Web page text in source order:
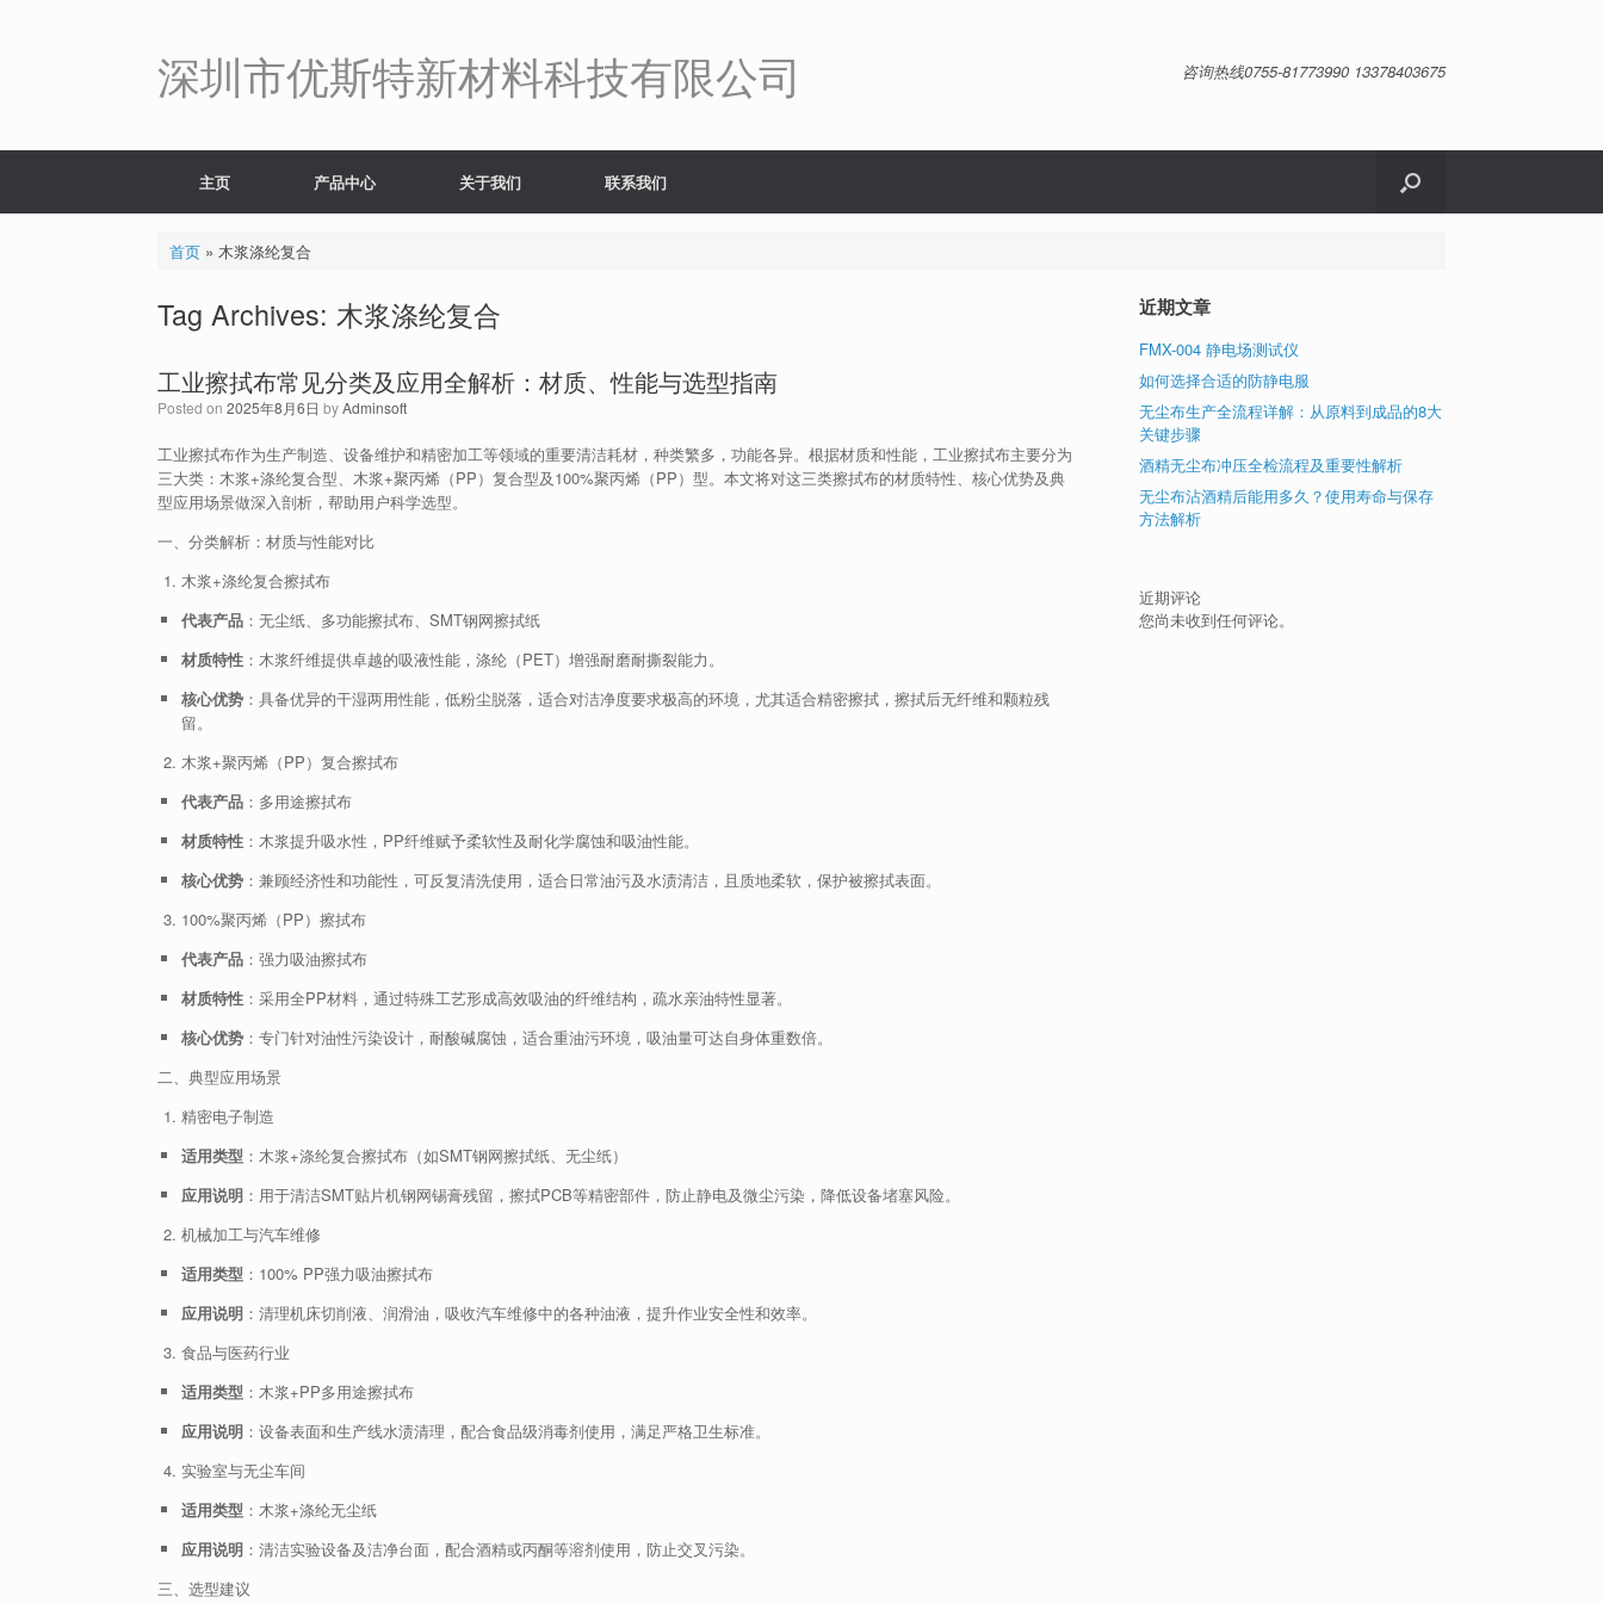
深圳市优斯特新材料科技有限公司 咨询热线0755-81773990 13378403675
主页 产品中心 关于我们 联系我们
首页» 木浆涤纶复合
Tag Archives: 木浆涤纶复合
工业擦拭布常见分类及应用全解析：材质、性能与选型指南
Posted on 2025年8月6日 byAdminsoft
工业擦拭布作为生产制造、设备维护和精密加工等领域的重要清洁耗材，种类繁多，功能各异。根据材质和性能，工业擦拭布主要分为
三大类：木浆+涤纶复合型、木浆+聚丙烯（PP）复合型及100%聚丙烯（PP）型。本文将对这三类擦拭布的材质特性、核心优势及典
型应用场景做深入剖析，帮助用户科学选型。
一、分类解析：材质与性能对比
木浆+涤纶复合擦拭布
代表产品：无尘纸、多功能擦拭布、SMT钢网擦拭纸
材质特性：木浆纤维提供卓越的吸液性能，涤纶（PET）增强耐磨耐撕裂能力。
核心优势：具备优异的干湿两用性能，低粉尘脱落，适合对洁净度要求极高的环境，尤其适合精密擦拭，擦拭后无纤维和颗粒残
留。
木浆+聚丙烯（PP）复合擦拭布
代表产品：多用途擦拭布
材质特性：木浆提升吸水性，PP纤维赋予柔软性及耐化学腐蚀和吸油性能。
核心优势：兼顾经济性和功能性，可反复清洗使用，适合日常油污及水渍清洁，且质地柔软，保护被擦拭表面。
100%聚丙烯（PP）擦拭布
代表产品：强力吸油擦拭布
材质特性：采用全PP材料，通过特殊工艺形成高效吸油的纤维结构，疏水亲油特性显著。
核心优势：专门针对油性污染设计，耐酸碱腐蚀，适合重油污环境，吸油量可达自身体重数倍。
二、典型应用场景
精密电子制造
适用类型 ：木浆+涤纶复合擦拭布（如SMT钢网擦拭纸、无尘纸）
应用说明：用于清洁SMT贴片机钢网锡膏残留，擦拭PCB等精密部件，防止静电及微尘污染，降低设备堵塞风险。
机械加工与汽车维修
适用类型 ：100% PP强力吸油擦拭布
应用说明：清理机床切削液、润滑油，吸收汽车维修中的各种油液，提升作业安全性和效率。
食品与医药行业
适用类型 ：木浆+PP多用途擦拭布
应用说明：设备表面和生产线水渍清理，配合食品级消毒剂使用，满足严格卫生标准。
实验室与无尘车间
适用类型 ：木浆+涤纶无尘纸
应用说明：清洁实验设备及洁净台面，配合酒精或丙酮等溶剂使用，防止交叉污染。
三、选型建议
近期文章
FMX-004 静电场测试仪
如何选择合适的防静电服
无尘布生产全流程详解：从原料到成品的8大
关键步骤
酒精无尘布冲压全检流程及重要性解析
无尘布沾酒精后能用多久？使用寿命与保存
方法解析
近期评论
您尚未收到任何评论。